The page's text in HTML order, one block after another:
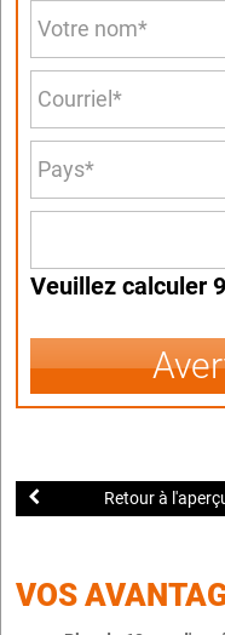
Veuillez calculer
Retour à
VOS